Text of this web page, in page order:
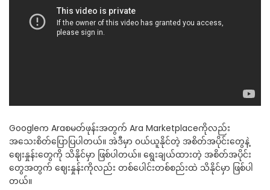
Googleက Araစမတ်ဖုန်းအတွက် Ara Marketplaceကိုလည်း
အသေးစိတ်ပြောပြပါတယ်။ အဲဒီမှာ ၀ယ်ယူနိုင်တဲ့ အစိတ်အပိုင်းတွေနဲ့
ဈေးနှုန်းတွေကို သိနိုင်မှာ ဖြစ်ပါတယ်။ ရွေးချယ်ထားတဲ့ အစိတ်အပိုင်း
တွေအတွက် ဈေးနှုန်းကိုလည်း တစ်ပေါင်းတစ်စည်းထဲ သိနိုင်မှာ ဖြစ်ပါ
တယ်။